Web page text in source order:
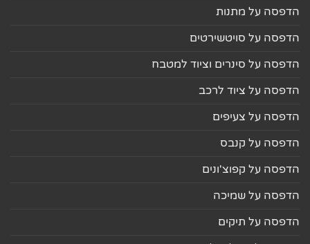
הדפסה על מתנות
הדפסה על סויטשירטים
הדפסה על סינרים וציוד למטבח
הדפסה על ציוד לרכב
הדפסה על צעיפים
הדפסה על קנבס
הדפסה על קפוצ'ונים
הדפסה על שמיכה
הדפסה על תיקים